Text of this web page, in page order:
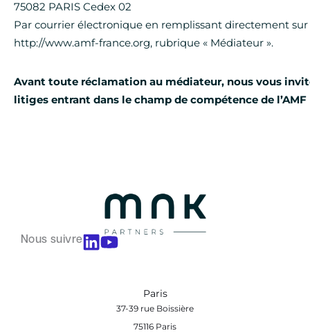
75082 PARIS Cedex 02
Par courrier électronique en remplissant directement
http://www.amf-france.org, rubrique « Médiateur ».
Avant toute réclamation au médiateur, nous vous
litiges entrant dans le champ de compétence de
Nous suivre
Paris
37-39 rue Boissière
75116 Paris